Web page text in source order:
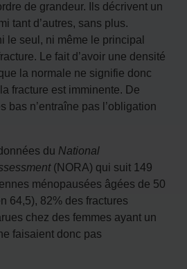
de grandeur. Ils décrivent un
tant d’autres, sans plus.
le seul, ni même le principal
Le fait d’avoir une densité
la normale ne signifie donc
fracture est imminente. De
bas n’entraîne pas l’obligation
du National
(NORA) qui suit 149
ménopausées âgées de 50
64,5), 82% des fractures
chez des femmes ayant un
faisaient donc pas